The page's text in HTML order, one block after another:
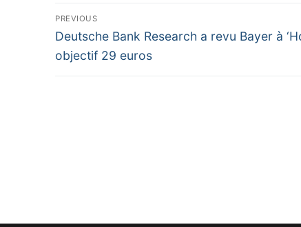
Navigation
de
l’article
PREVIOUS
Previous
post:
Deutsche Bank Research a revu Bayer à
objectif 29 euros